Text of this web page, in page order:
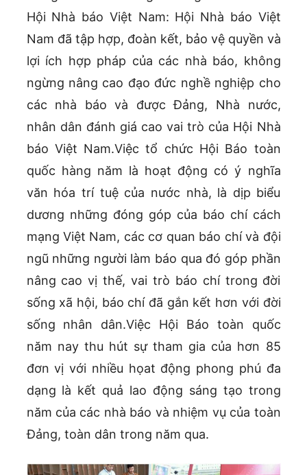
Hội Nhà báo Việt Nam: Hội Nhà báo Việt
Nam đã tập hợp, đoàn kết, bảo vệ quyền và
lợi ích hợp pháp của các nhà báo, không
ngừng nâng cao đạo đức nghề nghiệp cho
các nhà báo và được Đảng, Nhà nước,
nhân dân đánh giá cao vai trò của Hội Nhà
báo Việt Nam.Việc tổ chức Hội Báo toàn
quốc hàng năm là hoạt động có ý nghĩa
văn hóa trí tuệ của nước nhà, là dịp biểu
dương những đóng góp của báo chí cách
mạng Việt Nam, các cơ quan báo chí và đội
ngũ những người làm báo qua đó góp phần
nâng cao vị thế, vai trò báo chí trong đời
sống xã hội, báo chí đã gắn kết hơn với đời
sống nhân dân.Việc Hội Báo toàn quốc
năm nay thu hút sự tham gia của hơn 85
đơn vị với nhiều họat động phong phú đa
dạng là kết quả lao động sáng tạo trong
năm của các nhà báo và nhiệm vụ của toàn
Đảng, toàn dân trong năm qua.